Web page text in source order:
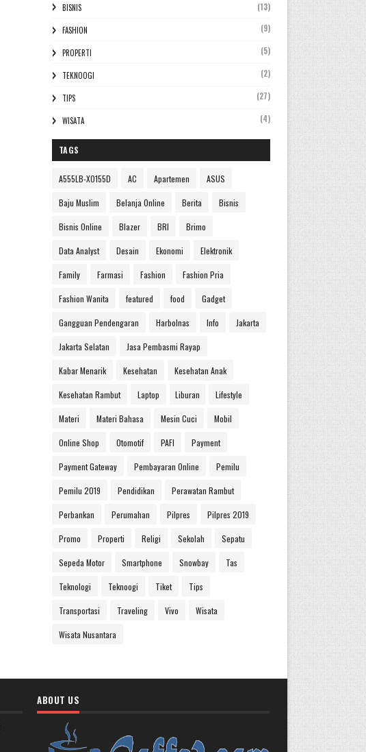
BISNIS (13)
FASHION (9)
PROPERTI (5)
TEKNOOGI (2)
TIPS (27)
WISATA (4)
TAGS
A555LB-XO155D AC Apartemen ASUS
Baju Muslim Belanja Online Berita Bisnis
Bisnis Online Blazer BRI Brimo
Data Analyst Desain Ekonomi Elektronik
Family Farmasi Fashion Fashion Pria
Fashion Wanita featured food Gadget
Gangguan Pendengaran Harbolnas Info Jakarta
Jakarta Selatan Jasa Pembasmi Rayap
Kabar Menarik Kesehatan Kesehatan Anak
Kesehatan Rambut Laptop Liburan Lifestyle
Materi Materi Bahasa Mesin Cuci Mobil
Online Shop Otomotif PAFI Payment
Payment Gateway Pembayaran Online Pemilu
Pemilu 2019 Pendidikan Perawatan Rambut
Perbankan Perumahan Pilpres Pilpres 2019
Promo Properti Religi Sekolah Sepatu
Sepeda Motor Smartphone Snowbay Tas
Teknologi Teknoogi Tiket Tips
Transportasi Traveling Vivo Wisata
Wisata Nusantara
ABOUT US